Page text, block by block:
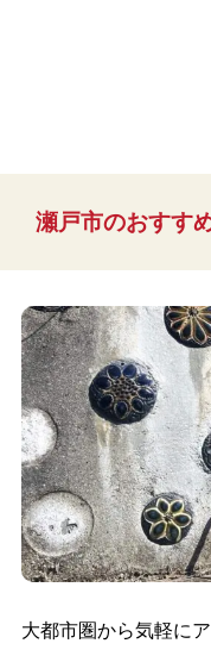
瀬戸市のおすす
大都市圏から気軽に